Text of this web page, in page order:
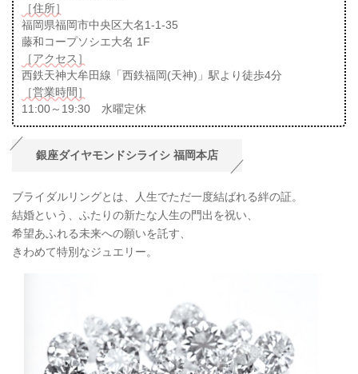
［住所］
福岡県福岡市中央区大名1-1-35
藤和コープソシエ大名 1F
［アクセス］
西鉄天神大牟田線「西鉄福岡(天神)」駅より徒歩4分
［営業時間］
11:00～19:30 水曜定休
銀座ダイヤモンドシライシ 福岡本店
ブライダルリングとは、人生でただ一度結ばれる絆の証。
結婚という、ふたりの新たな人生の門出を祝い、
希望あふれる未来への願いを託す、
きわめて特別なジュエリー。